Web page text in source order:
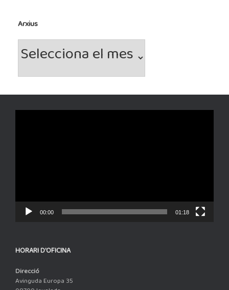
Arxius
Arxius
Reproductor
00:00 01:18
HORARI D’OFICINA
Direcció
Avinguda Europa 35